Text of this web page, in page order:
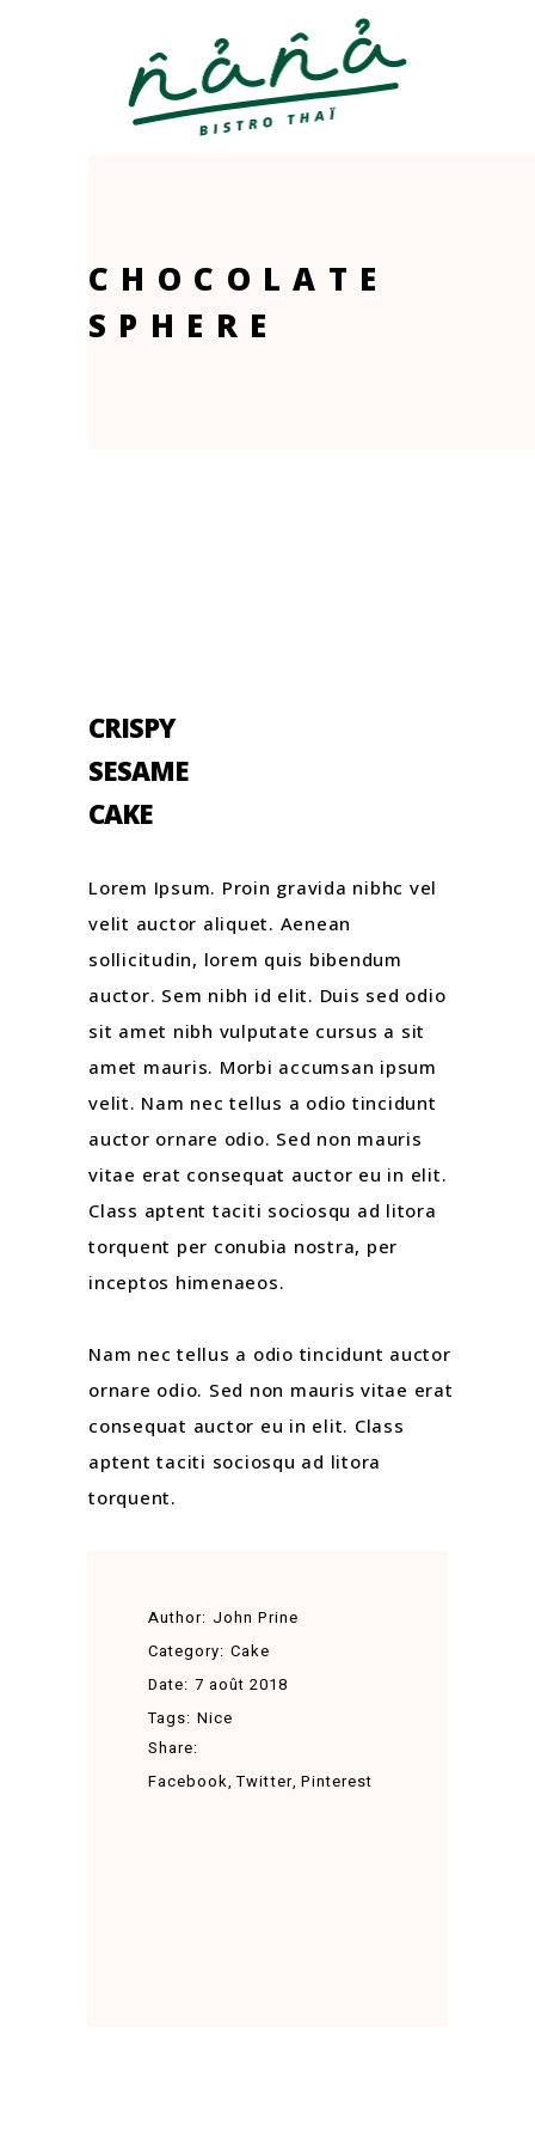
CHOCOLATE
SPHERE
CRISPY
SESAME
CAKE
Lorem Ipsum. Proin gravida nibhc vel
velit auctor aliquet. Aenean
sollicitudin, lorem quis bibendum
auctor. Sem nibh id elit. Duis sed odio
sit amet nibh vulputate cursus a sit
amet mauris. Morbi accumsan ipsum
velit. Nam nec tellus a odio tincidunt
auctor ornare odio. Sed non mauris
vitae erat consequat auctor eu in elit.
Class aptent taciti sociosqu ad litora
torquent per conubia nostra, per
inceptos himenaeos.
Nam nec tellus a odio tincidunt auctor
ornare odio. Sed non mauris vitae erat
consequat auctor eu in elit. Class
aptent taciti sociosqu ad litora
torquent.
Author: John Prine
Category: Cake
Date: 7 août 2018
Tags: Nice
Share:
Facebook Twitter Pinterest